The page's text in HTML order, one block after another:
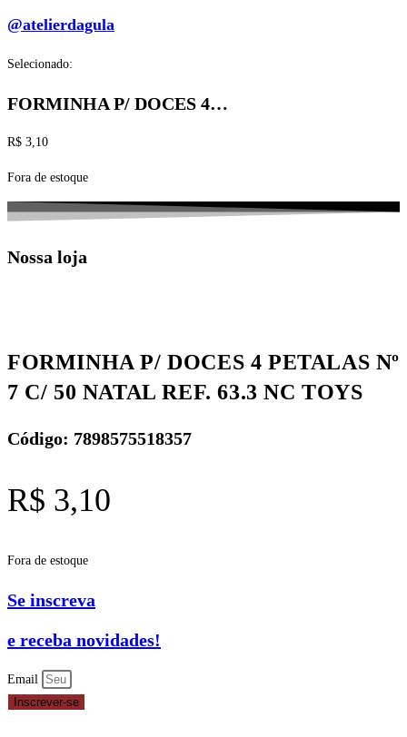
@atelierdagula
Selecionado:
FORMINHA P/ DOCES 4…
R$ 3,10
Fora de estoque
Nossa loja
FORMINHA P/ DOCES 4 PETALAS Nº
7 C/ 50 NATAL REF. 63.3 NC TOYS
Código: 7898575518357
R$ 3,10
Fora de estoque
Se inscreva
e receba novidades!
Email
Inscrever-se